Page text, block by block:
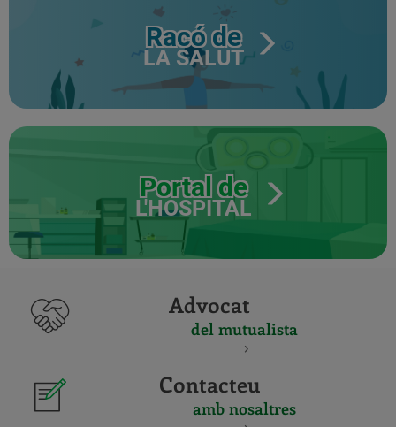
Racó de
LA SALUT
Portal de
L'HOSPITAL
Advocat
del mutualista
Contacteu
amb nosaltres